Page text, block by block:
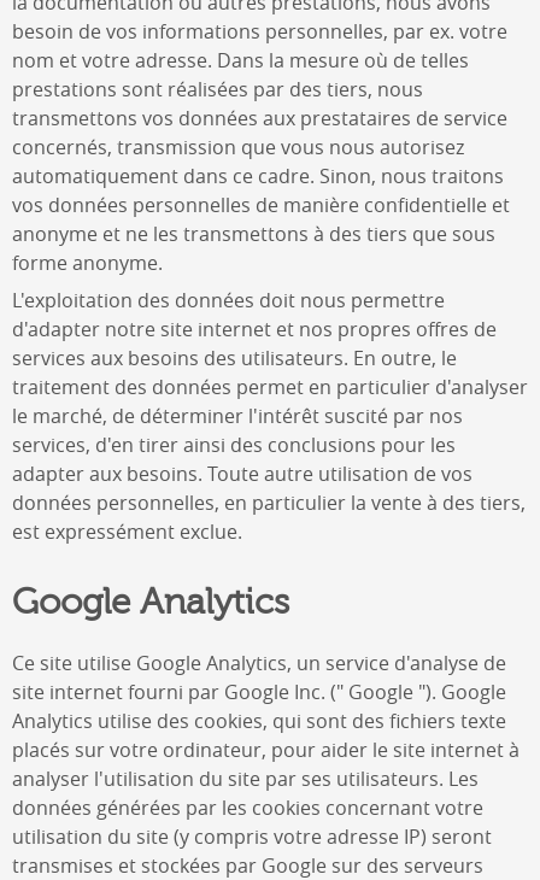
besoin de vos informations personnelles, par ex. votre
nom et votre adresse. Dans la mesure où de telles
prestations sont réalisées par des tiers, nous
transmettons vos données aux prestataires de service
concernés, transmission que vous nous autorisez
automatiquement dans ce cadre. Sinon, nous traitons
vos données personnelles de manière confidentielle et
anonyme et ne les transmettons à des tiers que sous
forme anonyme.
L'exploitation des données doit nous permettre
d'adapter notre site internet et nos propres offres de
services aux besoins des utilisateurs. En outre, le
traitement des données permet en particulier d'analyser
le marché, de déterminer l'intérêt suscité par nos
services, d'en tirer ainsi des conclusions pour les
adapter aux besoins. Toute autre utilisation de vos
données personnelles, en particulier la vente à des tiers,
est expressément exclue.
Google Analytics
Ce site utilise Google Analytics, un service d'analyse de
site internet fourni par Google Inc. (" Google "). Google
Analytics utilise des cookies, qui sont des fichiers texte
placés sur votre ordinateur, pour aider le site internet à
analyser l'utilisation du site par ses utilisateurs. Les
données générées par les cookies concernant votre
utilisation du site (y compris votre adresse IP) seront
transmises et stockées par Google sur des serveurs